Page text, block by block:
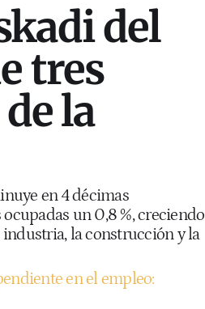
del
tres
la
en 4 décimas
un 0,8 %, creciendo
la construcción y la
en el empleo: